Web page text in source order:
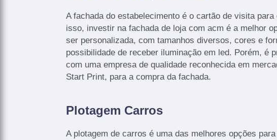
A fachada do estabelecimento é o cartão de visita
isso, investir na fachada de loja com acm é a melhor
ser personalizada, com tamanhos diversos, cores e
possibilidade de receber iluminação em led. Porém, é
com uma empresa de qualidade reconhecida em
Start Print, para a compra da fachada.
Plotagem Carros
A plotagem de carros é uma das melhores opções